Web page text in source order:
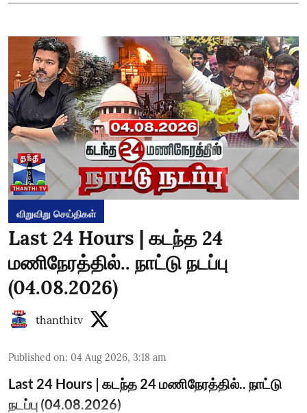
விறுவிறு செய்திகள்
Last 24 Hours | கடந்த 24
மணிநேரத்தில்.. நாட்டு நடப்பு
(04.08.2026)
thanthitv
Published on: 04 Aug 2026, 3:18 am
Last 24 Hours | கடந்த 24 மணிநேரத்தில்.. நாட்டு
நடப்பு (04.08.2026)